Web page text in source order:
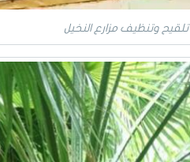
تلقيح وتنظيف مزارع النخيل